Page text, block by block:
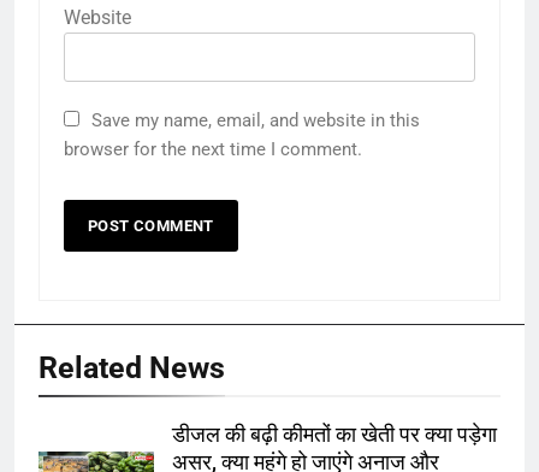
Website
Save my name, email, and website in this
browser for the next time I comment.
Related News
डीजल की बढ़ी कीमतों का खेती पर क्या पड़ेगा
असर, क्या महंगे हो जाएंगे अनाज और